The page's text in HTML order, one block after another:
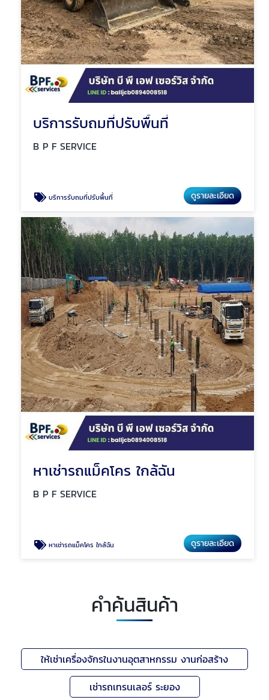
บริการรับถมที่ปรับพื้นที่
B P F SERVICE
บริการรับถมที่ปรับพื้นที่ ดูรายละเอียด
หาเช่ารถแม็คโคร ใกล้ฉัน
B P F SERVICE
หาเช่ารถแม็คโคร ใกล้ฉัน ดูรายละเอียด
คำค้นสินค้า
ให้เช่าเครื่องจักรในงานอุตสาหกรรม งานก่อสร้าง
เช่ารถเทรนเลอร์ ระยอง